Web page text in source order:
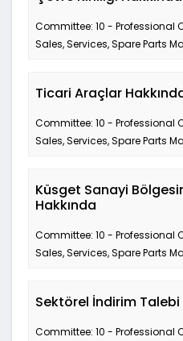
Committee: 10 - Professional
Sales, Services, Spare Parts
Ticari Araçlar
Committee: 10 - Professional
Sales, Services, Spare Parts
Küsget Sanayi
Hakkında
Committee: 10 - Professional
Sales, Services, Spare Parts
Sektörel İndirim Talebi
Committee: 10 - Professional